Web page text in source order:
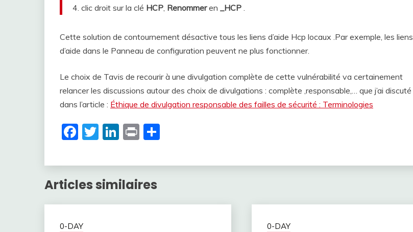
4. clic droit sur la clé HCP, Renommeren _HCP .
Cette solution de contournement désactive tous les liens d’aide Hcp locaux .Par exemple, les liens
d’aide dans le Panneau de configuration peuvent ne plus fonctionner.
Le choix de Tavis de recourir à une divulgation complète de cette vulnérabilité va certainement
relancer les discussions autour des choix de divulgations : complète ,responsable,… que j’ai discuté
dans l’article : Éthique de divulgation responsable des failles de sécurité : Terminologies
Facebook
Twitter
LinkedIn
Print
Articles similaires
0-DAY 0-DAY